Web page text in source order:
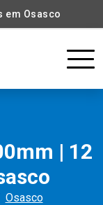
em Osasco
| 12
Osasco